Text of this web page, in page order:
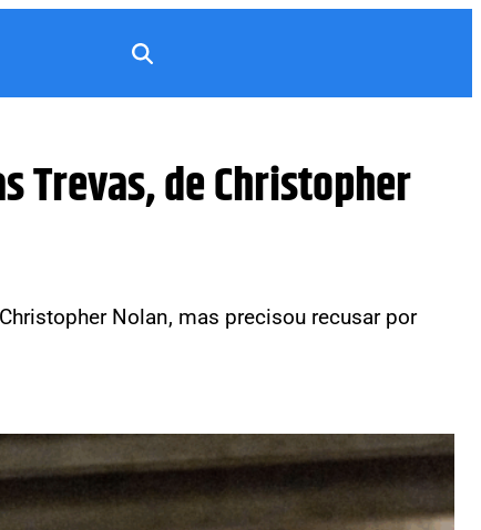
Trevas, de Christopher
Nolan, mas precisou recusar por